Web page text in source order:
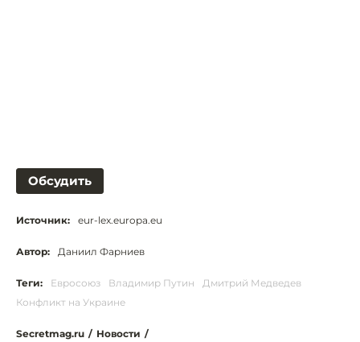
Обсудить
Источник: eur-lex.europa.eu
Автор: Даниил Фарниев
Теги: Евросоюз Владимир Путин
Дмитрий Медведев
Конфликт на Украине
Secretmag.ru / Новости /